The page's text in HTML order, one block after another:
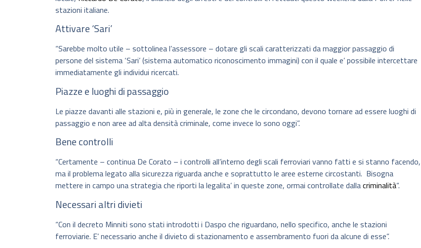
stazioni italiane.
Attivare ‘Sari’
“Sarebbe molto utile – sottolinea l’assessore – dotare gli scali caratterizzati da maggior passaggio di
persone del sistema ‘Sari’ (sistema automatico riconoscimento immagini) con il quale e’ possibile intercettare
immediatamente gli individui ricercati.
Piazze e luoghi di passaggio
Le piazze davanti alle stazioni e, più in generale, le zone che le circondano, devono tornare ad essere luoghi di
passaggio e non aree ad alta densità criminale, come invece lo sono oggi”.
Bene controlli
“Certamente – continua De Corato – i controlli all’interno degli scali ferroviari vanno fatti e si stanno facendo,
ma il problema legato alla sicurezza riguarda anche e soprattutto le aree esterne circostanti. Bisogna
mettere in campo una strategia che riporti la legalita’ in queste zone, ormai controllate dallacriminalità“.
Necessari altri divieti
“Con il decreto Minniti sono stati introdotti i Daspo che riguardano, nello specifico, anche le stazioni
ferroviarie. E’ necessario anche il divieto di stazionamento e assembramento fuori da alcune di esse”.